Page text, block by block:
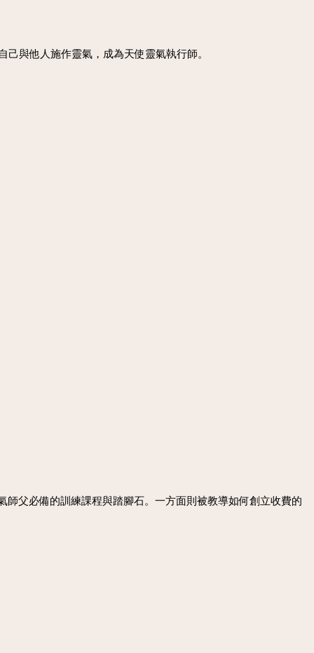
與他人施作靈氣，成為天使靈氣執行師。
父必備的訓練課程與踏腳石。一方面則被教導如何創立收費的